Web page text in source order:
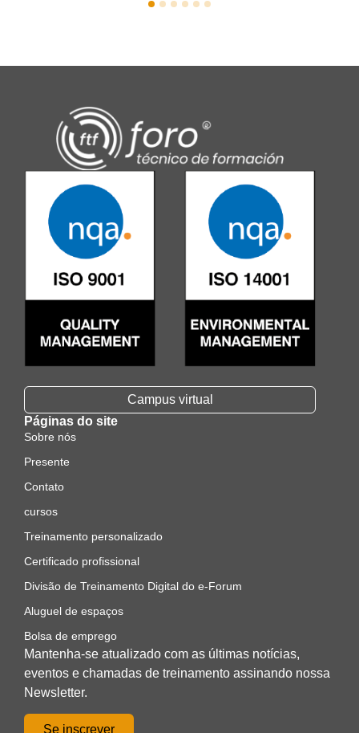
Campus virtual
Páginas do site
Sobre nós
Presente
Contato
cursos
Treinamento personalizado
Certificado profissional
Divisão de Treinamento Digital do e-Forum
Aluguel de espaços
Bolsa de emprego
Mantenha-se atualizado com as últimas notícias,
eventos e chamadas de treinamento assinando nossa
Newsletter.
Se inscrever